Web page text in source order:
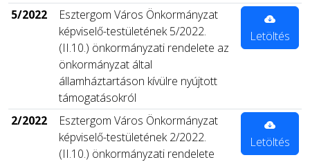
5/2022
Esztergom Város Önkormányzat
képviselő-testületének 5/2022.
(II.10.) önkormányzati rendelete az
önkormányzat által
államháztartáson kívülre nyújtott
támogatásokról
Letöltés
2/2022
Esztergom Város Önkormányzat
képviselő-testületének 2/2022.
(II.10.) önkormányzati rendelete
Letöltés